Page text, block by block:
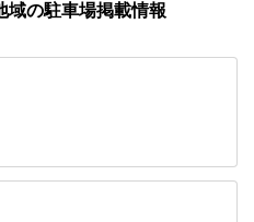
域の駐車場掲載情報